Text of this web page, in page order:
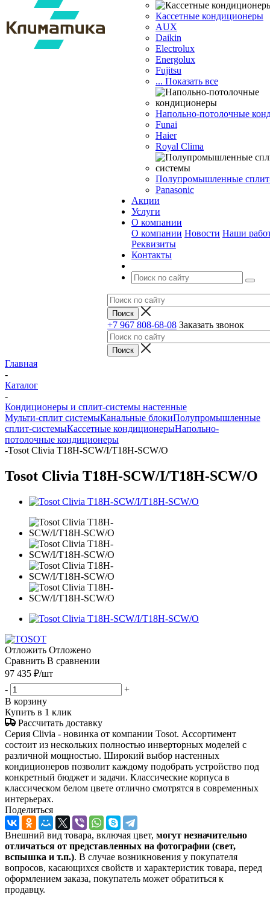
Кассетные кондиционеры
AUX
Daikin
Electrolux
Energolux
Fujitsu
... Показать все
Напольно-потолочные
Funai
Haier
Royal Clima
Полупромышленные
Panasonic
Акции
Услуги
О компании
О компании Новости Наши
Реквизиты
Контакты
+7 967 808-68-08 Заказать звонок
Главная
-
Каталог
-
Кондиционеры и сплит-системы настенные
Мульти-сплит системыКанальные блокиПолупромышленные
сплит-системыКассетные кондиционерыНапольно-
потолочные кондиционеры
-Tosot Clivia T18H-SCW/I/T18H-SCW/O
Tosot Clivia T18H-SCW/I/T18H-SCW/O
Отложить Отложено
Сравнить В сравнении
97 435 ₽/шт
-
+
В корзину
Купить в 1 клик
Рассчитать доставку
Серия Clivia - новинка от компании Tosot. Ассортимент
состоит из нескольких полностью инверторных моделей с
различной мощностью. Широкий выбор настенных
кондиционеров позволит каждому подобрать устройство под
конкретный бюджет и задачи. Классические корпуса в
классическом белом цвете отлично смотрятся в современных
интерьерах.
Поделиться
Внешний вид товара, включая цвет, могут незначительно
отличаться от представленных на фотографии (свет,
вспышка и т.п.). В случае возникновения у покупателя
вопросов, касающихся свойств и характеристик товара, перед
оформлением заказа, покупатель может обратиться к
продавцу.